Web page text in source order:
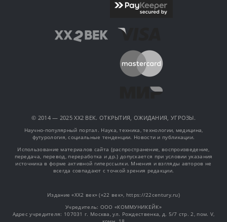
© 2014 — 2025 XX2 ВЕК. ОТКРЫТИЯ, ОЖИДАНИЯ, УГРОЗЫ.
Научно-популярный портал. Наука, техника, технологии, медицина,
футурология, социальные тенденции. Новости и публикации.
Использование материалов сайта (распространение, воспроизведение,
передача, перевод, переработка и др.) допускается при условии указания
источника в форме активной гиперссылки. Мнения и взгляды авторов не
всегда совпадают с точкой зрения редакции.
Издание «XX2 век» («22 век», https://22century.ru)
Учредитель: OOO «КОММУНИКЕЙК»
Адрес учредителя: 107031 г. Москва, ул. Рождественка, д. 5/7 стр. 2, пом. V,